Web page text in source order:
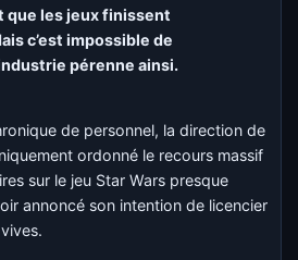
que les jeux finissent
c’est impossible de
pérenne ainsi.
de personnel, la direction de
ordonné le recours massif
sur le jeu Star Wars presque
annoncé son intention de licencier